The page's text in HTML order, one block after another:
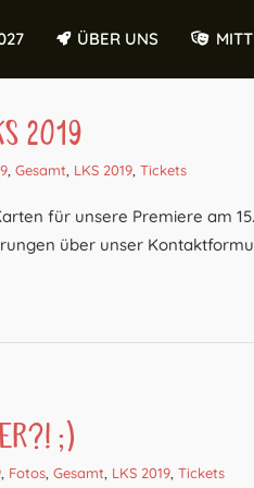
ÜBER UNS
2019
Gesamt LKS 2019 Tickets
für unsere Premiere am
über unser
;)
Fotos Gesamt LKS 2019 Tickets